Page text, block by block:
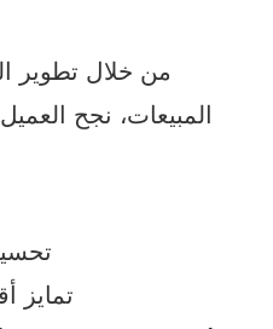
من خلال تطوير
المبيعات، نجح
تمايز